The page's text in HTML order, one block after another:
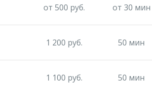
от 500 руб. от 30 мин
1 200 руб. 50 мин
1 100 руб. 50 мин